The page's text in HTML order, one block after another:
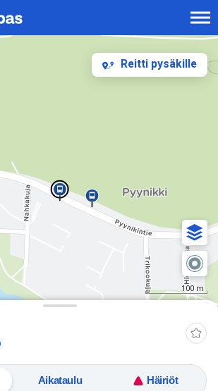
Reitti pysäkille
100 m
Aikataulu Häiriöt